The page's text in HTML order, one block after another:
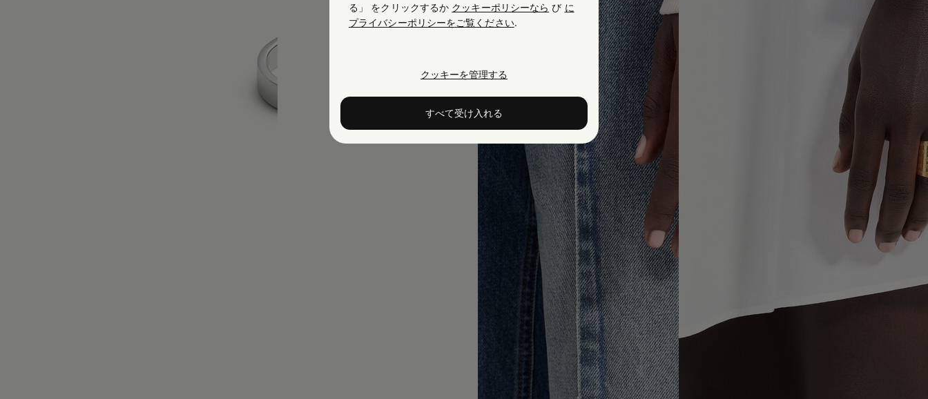
る」 をクリックするか クッキーポリシーなら び に
プライバシーポリシーをご覧ください.
クッキーを管理する
すべて受け入れる